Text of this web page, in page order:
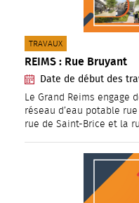
REIMS : Rue Bruyant
Date de début des
Le Grand Reims engage
réseau d’eau potable
rue de Saint-Brice et la
CATÉGORIE(S) :
TRAVAUX